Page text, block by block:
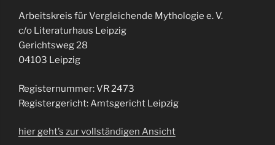
Arbeitskreis für Vergleichende Mythologie e. V.
c/o Literaturhaus Leipzig
Gerichtsweg 28
04103 Leipzig
Registernummer: VR 2473
Registergericht: Amtsgericht Leipzig
hier geht’s zur vollständigen Ansicht